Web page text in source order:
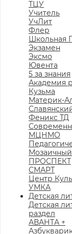
ТЦУ
Учитель
УчЛит
Флер
Школьная
Экзамен
Эксмо
Ювента
5 за знания
Академия
Кузьма
Материк-
Феникс ТД
МЦНМО
ПРОСПЕКТ
СМАРТ
Центр
УМКА
Детская
Детская
раздел
АВАНТА +